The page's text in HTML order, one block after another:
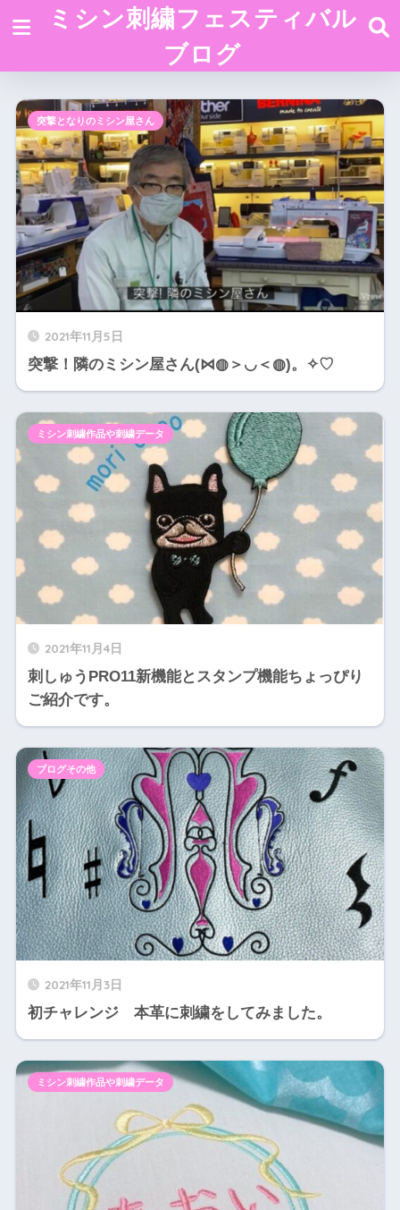
ミシン刺繍フェスティバル
ブログ
2021年11月5日
突撃！隣のミシン屋さん(⋈◍＞◡＜◍)。✧♡
突撃となりのミシン屋さん
2021年11月4日
刺しゅうPRO11新機能とスタンプ機能ちょっぴり
ご紹介です。
ミシン刺繍作品や刺繍データ
2021年11月3日
初チャレンジ 本革に刺繍をしてみました。
ブログその他
ミシン刺繍作品や刺繍データ